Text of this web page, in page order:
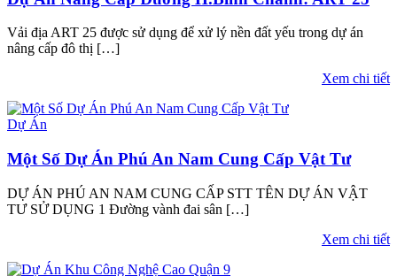
Vải địa ART 25 được sử dụng để xử lý nền đất yếu trong dự án
nâng cấp đô thị […]
Xem chi tiết
Dự Án
Một Số Dự Án Phú An Nam Cung Cấp Vật Tư
DỰ ÁN PHÚ AN NAM CUNG CẤP STT TÊN DỰ ÁN VẬT
TƯ SỬ DỤNG 1 Đường vành đai sân […]
Xem chi tiết